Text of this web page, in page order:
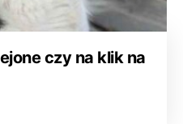
czy na klik na